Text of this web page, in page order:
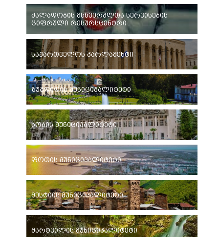
ძალადობის მსხვერპლთა სერვისების
ციფრული რესურსცენტრი
საქართველოს პარლამენტი
ზუგდიდის მუნიციპალიტეტი
ხობის მუნიციპალიტეტი
ფოთის მუნიციპალიტეტი
მესტიის მუნიციპალიტეტი
მარტვილის მუნიციპალიტეტი